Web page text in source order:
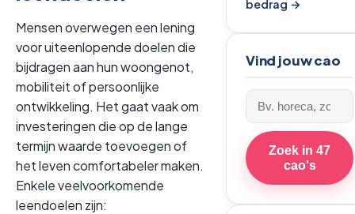
Mensen overwegen een lening
voor uiteenlopende doelen die
bijdragen aan hun woongenot,
mobiliteit of persoonlijke
ontwikkeling. Het gaat vaak om
investeringen die op de lange
termijn waarde toevoegen of
het leven comfortabeler maken.
Enkele veelvoorkomende
leendoelen zijn:
bedrag →
Vind jouw cao
Zoek
een
cao
Zoek in 47
cao's